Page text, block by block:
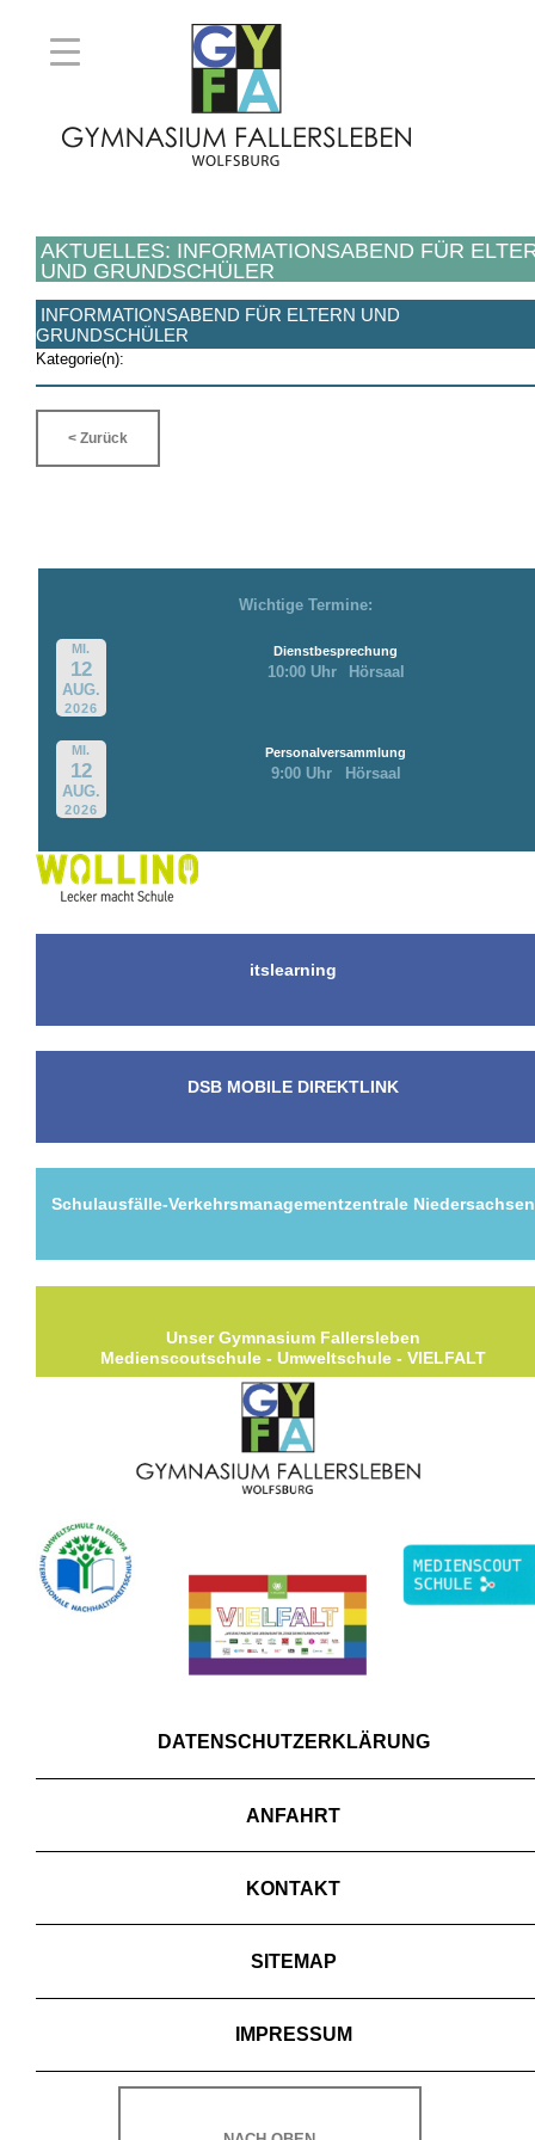
AKTUELLES: INFORMATIONSABEND FÜR
UND GRUNDSCHÜLER
INFORMATIONSABEND FÜR ELTERN UND
GRUNDSCHÜLER
Kategorie(n):
< Zurück
Wichtige Termine:
MI.
12
AUG.
2026
Dienstbesprechung
10:00 Uhr Hörsaal
MI.
12
AUG.
2026
Personalversammlung
9:00 Uhr Hörsaal
itslearning
DSB MOBILE DIREKTLINK
Schulausfälle-Verkehrsmanagementzentrale Niedersachsen
Unser Gymnasium Fallersleben
Medienscoutschule - Umweltschule - VIELFALT
DATENSCHUTZERKLÄRUNG
ANFAHRT
KONTAKT
SITEMAP
IMPRESSUM